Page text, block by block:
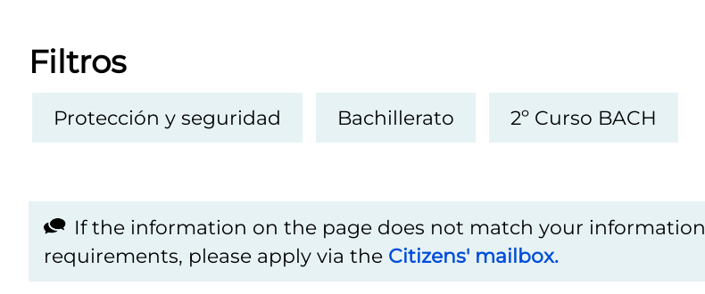
Filtros
Protección y seguridad Bachillerato 2º Curso BACH
If the information on the page does not match your information
requirements, please apply via the Citizens' mailbox.